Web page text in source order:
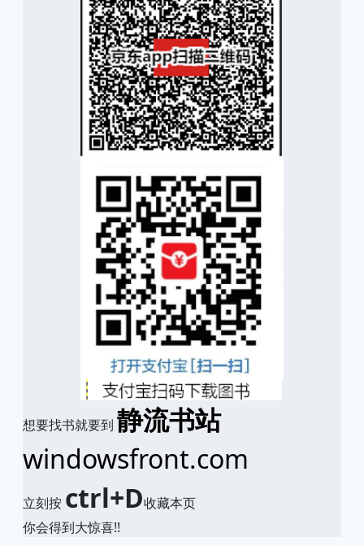
想要找书就要到 静流书站
windowsfront.com
立刻按 ctrl+D收藏本页
你会得到大惊喜!!